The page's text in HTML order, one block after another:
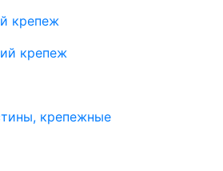
крепеж
крепеж
крепежные